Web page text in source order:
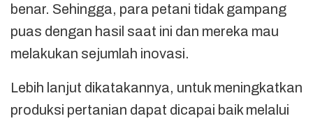
benar. Sehingga, para petani tidak gampang
puas dengan hasil saat ini dan mereka mau
melakukan sejumlah inovasi.
Lebih lanjut dikatakannya, untuk meningkatkan
produksi pertanian dapat dicapai baik melalui